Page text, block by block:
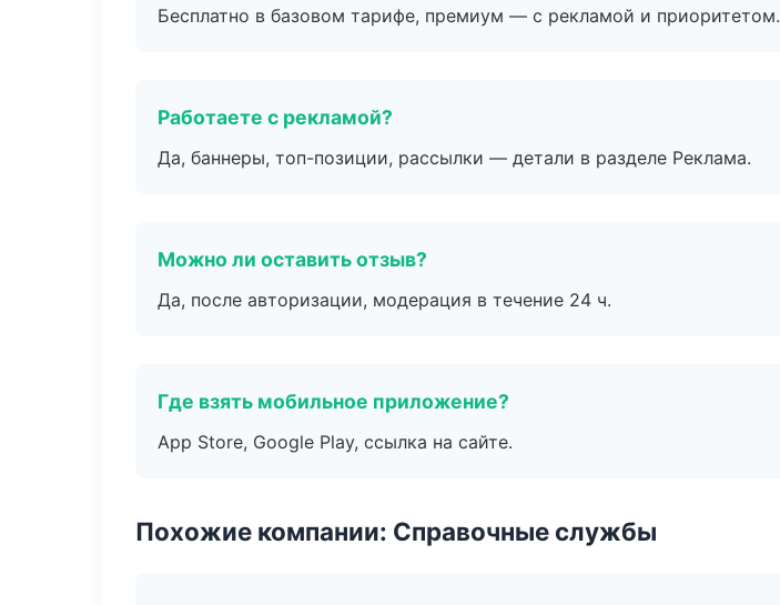
Бесплатно в базовом тарифе, премиум — с рекламой и приоритетом.
Работаете с рекламой?
Да, баннеры, топ-позиции, рассылки — детали в разделе Реклама.
Можно ли оставить отзыв?
Да, после авторизации, модерация в течение 24 ч.
Где взять мобильное приложение?
App Store, Google Play, ссылка на сайте.
Похожие компании: Справочные службы